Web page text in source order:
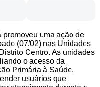
promoveu uma ação de
(07/02) nas Unidades
Centro. As unidades
o acesso da
Primária à Saúde.
usuários que